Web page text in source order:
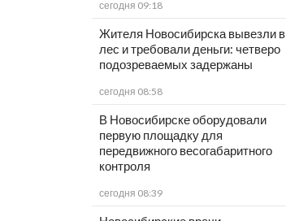
сегодня 09:18
Жителя Новосибирска вывезли в
лес и требовали деньги: четверо
подозреваемых задержаны
сегодня 08:58
В Новосибирске оборудовали
первую площадку для
передвижного весогабаритного
контроля
сегодня 08:39